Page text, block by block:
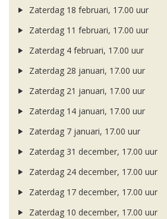
Zaterdag 18 februari, 17.00 uur
Zaterdag 11 februari, 17.00 uur
Zaterdag 4 februari, 17.00 uur
Zaterdag 28 januari, 17.00 uur
Zaterdag 21 januari, 17.00 uur
Zaterdag 14 januari, 17.00 uur
Zaterdag 7 januari, 17.00 uur
Zaterdag 31 december, 17.00 uur
Zaterdag 24 december, 17.00 uur
Zaterdag 17 december, 17.00 uur
Zaterdag 10 december, 17.00 uur